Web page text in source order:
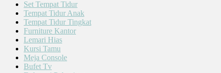
Set Tempat Tidur
Tempat Tidur Anak
Tempat Tidur Tingkat
Furniture Kantor
Lemari Hias
Kursi Tamu
Meja Console
Bufet Tv